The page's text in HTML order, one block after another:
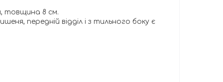
товщина 8 см.
передній відділ і з тильного боку є